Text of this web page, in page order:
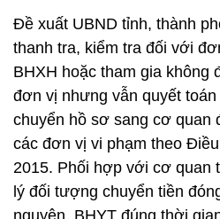
Đề xuất UBND tỉnh, thành
thanh tra, kiểm tra đối với
BHXH hoặc tham gia không
đơn vị nhưng vẫn quyết
chuyển hồ sơ sang cơ quan
các đơn vị vi phạm theo
2015. Phối hợp với cơ quan
lý đối tượng chuyển tiền
nguyện, BHYT đúng thời